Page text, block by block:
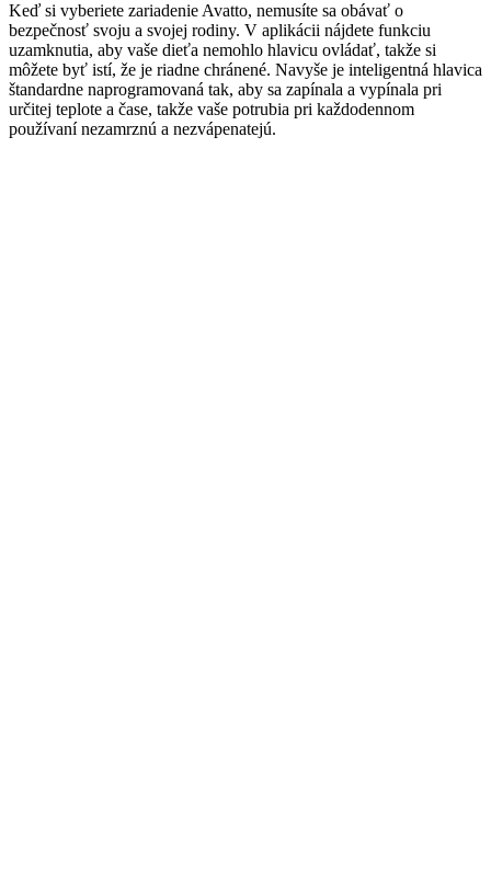
Keď si vyberiete zariadenie Avatto, nemusíte sa obávať o
bezpečnosť svoju a svojej rodiny. V aplikácii nájdete funkciu
uzamknutia, aby vaše dieťa nemohlo hlavicu ovládať, takže si
môžete byť istí, že je riadne chránené. Navyše je inteligentná hlavica
štandardne naprogramovaná tak, aby sa zapínala a vypínala pri
určitej teplote a čase, takže vaše potrubia pri každodennom
používaní nezamrznú a nezvápenatejú.